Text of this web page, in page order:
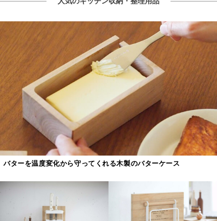
バターを温度変化から守ってくれる木製のバターケース